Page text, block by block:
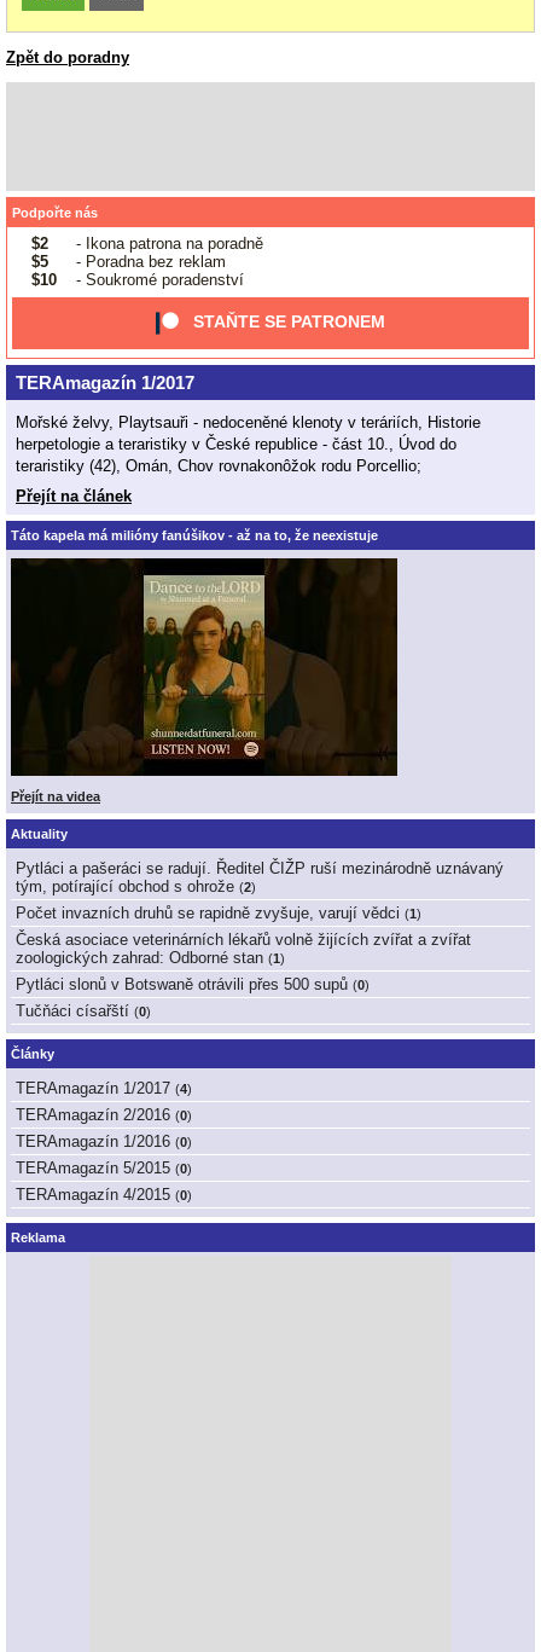
Zpět do poradny
Podpořte nás
$2
- Ikona patrona na poradně
$5
- Poradna bez reklam
$10
- Soukromé poradenství
STAŇTE SE PATRONEM
TERAmagazín 1/2017
Mořské želvy, Playtsauři - nedoceněné klenoty v teráriích, Historie
herpetologie a teraristiky v České republice - část 10., Úvod do
teraristiky (42), Omán, Chov rovnakonôžok rodu Porcellio;
Přejít na článek
Táto kapela má milióny fanúšikov - až na to, že neexistuje
Přejít na videa
Aktuality
Pytláci a pašeráci se radují. Ředitel ČIŽP ruší mezinárodně uznávaný
tým, potírající obchod s ohrože (2)
Počet invazních druhů se rapidně zvyšuje, varují vědci (1 )
Česká asociace veterinárních lékařů volně žijících zvířat a zvířat
zoologických zahrad: Odborné stan (1 )
Pytláci slonů v Botswaně otrávili přes 500 supů (0)
Tučňáci císařští (0)
Články
TERAmagazín 1/2017 (4)
TERAmagazín 2/2016 (0)
TERAmagazín 1/2016 (0)
TERAmagazín 5/2015 (0)
TERAmagazín 4/2015 (0)
Reklama